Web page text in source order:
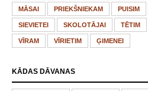
MĀSAI PRIEKŠNIEKAM PUISIM
SIEVIETEI SKOLOTĀJAI TĒTIM
VĪRAM VĪRIETIM ĢIMENEI
KĀDAS DĀVANAS